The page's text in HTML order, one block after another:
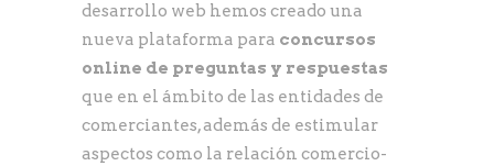
desarrollo web hemos creado una
nueva plataforma para concursos
online de preguntas y respuestas
que en el ámbito de las entidades de
comerciantes, además de estimular
aspectos como la relación comercio-